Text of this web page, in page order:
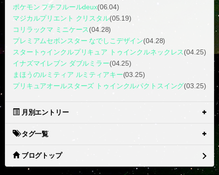
ポケモン プチフルールdeux(06.04)
マジカルプリエント クリスタル(05.19)
コリラックマ ミニケース(04.28)
プレミアムセボンスター なでしこデザイン(04.28)
スタートゥインクルプリキュア トゥインクルネックレス(04.25)
イナズマイレブン ダブルミラー(04.25)
まほうのルミティア ルミティアキー(03.25)
プリキュアオールスターズ トゥインクルパクトスイング(03.25)
月別エントリー
タグ一覧
ブログトップ